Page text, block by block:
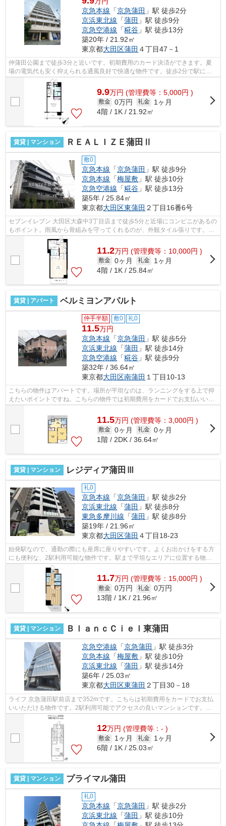
京急本線 「京急蒲田 」駅 徒歩2分
京浜東北線 「蒲田 」駅 徒歩9分
京急空港線 「糀谷 」駅 徒歩13分
築20年 / 21.92㎡
東京都大田区蒲田 ４丁目47－1
仲蒲田公園まで徒歩3分と近いです。初期費用のカード決済ができます。夏
場の電気代も安く抑えられる通風良好で快適な物件です。徒歩2分で駅にア
クセス可能な、魅力的な駅近物件です。...
9.9万円 (管理費等：5,000円 )
敷金 0万円 礼金
1ヶ月
4階 / 1K / 21.92㎡
賃貸 | マンション ＲＥＡＬＩＺＥ蒲田Ⅱ
敷0
京急本線 「京急蒲田 」駅 徒歩9分
京急本線 「梅屋敷 」駅 徒歩10分
京急空港線 「糀谷 」駅 徒歩13分
築5年 / 25.84㎡
東京都大田区東蒲田 ２丁目16番6号
セブンイレブン 大田区大森中3丁目店まで徒歩5分と近場にコンビニがあるの
もポイント。雨風から骨組みを守ってくれるのが、外観タイル張りです。楽
に駅へ行きたい方には駅まで平坦な物...
11.2万円 (管理費等：10,000円 )
敷金 0ヶ月 礼金
1ヶ月
4階 / 1K / 25.84㎡
賃貸 | アパート ベルミヨンアパルト
仲手半額 敷0 礼0
11.5万円
京急本線 「京急蒲田 」駅 徒歩5分
京浜東北線 「蒲田 」駅 徒歩14分
京急空港線 「糀谷 」駅 徒歩9分
築32年 / 36.64㎡
東京都大田区南蒲田 １丁目10-13
こちらの物件はアパートです。場所が平坦なのは、ランニングをする上で抑
えたいポイントですね。こちらの物件では初期費用をカードでお支払いいた
11.5万円 (管理費等：3,000円 )
敷金 0ヶ月 礼金 0ヶ月
1階 / 2DK / 36.64㎡
賃貸 | マンション レジディア蒲田Ⅲ
礼0
京急本線 「京急蒲田 」駅 徒歩2分
京浜東北線 「蒲田 」駅 徒歩8分
東急多摩川線 「蒲田 」駅 徒歩8分
築19年 / 21.96㎡
東京都大田区蒲田 ４丁目18-23
始発駅なので、通勤の際にも座席に座りやすいです。よくお出かけをする方
にも便利な、2駅利用可能な物件です。駅まで平坦なエリアに位置する物件
で気軽に散歩できるのもいいですね。高...
11.7万円 (管理費等：15,000円 )
敷金 0万円 礼金 0万円
13階 / 1K / 21.96㎡
賃貸 | マンション ＢｌａｎｃＣｉｅｌ東蒲田
京急空港線 「京急蒲田 」駅 徒歩3分
京急本線 「梅屋敷 」駅 徒歩10分
京浜東北線 「蒲田 」駅 徒歩14分
築6年 / 25.03㎡
東京都大田区東蒲田 ２丁目30－18
ライフ 京急蒲田駅前店まで352mです。こちらは初期費用をカードでお支払
いいただける物件です。2駅利用可能でアクセスの良いマンションです。駅
まで平坦なエリアに位置する物件で気軽...
12万円 (管理費等：- )
敷金 1ヶ月 礼金
1ヶ月
6階 / 1K / 25.03㎡
賃貸 | マンション プライマル蒲田
礼0
京急本線 「京急蒲田 」駅 徒歩2分
京浜東北線 「蒲田 」駅 徒歩10分